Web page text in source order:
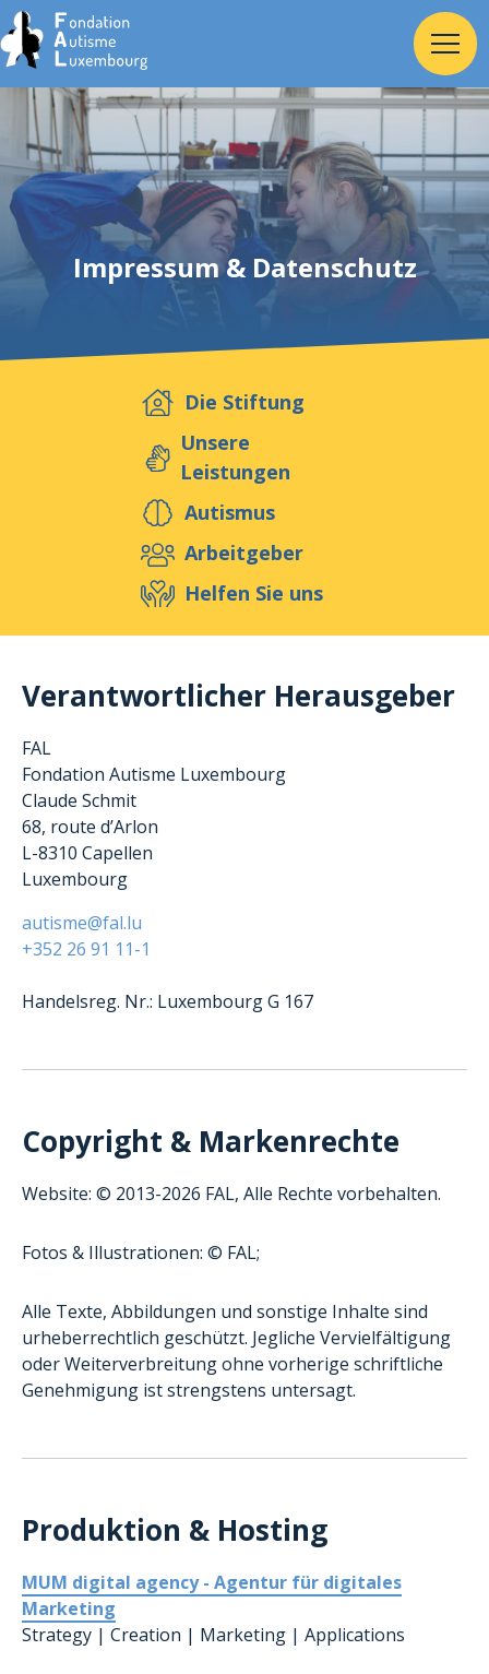
Home
Stiftung
Dienste
Arbeitgeber
Helfen Sie uns
Veranstaltungen Publikationen
Kontakt
Impressum & Datenschutz
Die Stiftung
Unsere
Leistungen
Autismus
Arbeitgeber
Helfen Sie uns
Verantwortlicher Herausgeber
FAL
Fondation Autisme Luxembourg
Claude Schmit
68, route d’Arlon
L-8310 Capellen
Luxembourg
autisme@fal.lu
+352 26 91 11-1
Handelsreg. Nr.: Luxembourg G 167
Copyright & Markenrechte
Website: © 2013-2026 FAL, Alle Rechte vorbehalten.
Fotos & Illustrationen: © FAL;
Alle Texte, Abbildungen und sonstige Inhalte sind
urheberrechtlich geschützt. Jegliche Vervielfältigung
oder Weiterverbreitung ohne vorherige schriftliche
Genehmigung ist strengstens untersagt.
Produktion & Hosting
MUM digital agency - Agentur für digitales
Marketing
Strategy | Creation | Marketing | Applications